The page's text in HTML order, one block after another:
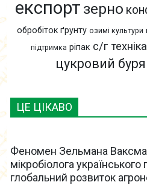
ЦЕ ЦІКАВО
Феномен Зельмана
мікробіолога
глобальний розвиток
експорт зерно
обробіток ґрунту озимі культури
підтримка ріпак с/г техніка
цукровий